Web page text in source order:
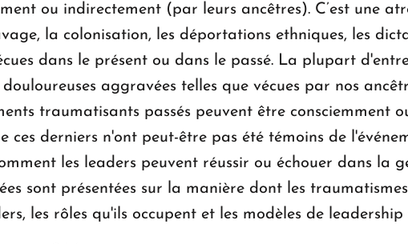
ou indirectement (par leurs ancêtres). C’est une
la colonisation, les déportations ethniques, les
dans le présent ou dans le passé. La plupart
aggravées telles que vécues par nos
traumatisants passés peuvent être consciemment
ces derniers n'ont peut-être pas été témoins de
les leaders peuvent réussir ou échouer dans la
sont présentées sur la manière dont les
les rôles qu'ils occupent et les modèles de leadership